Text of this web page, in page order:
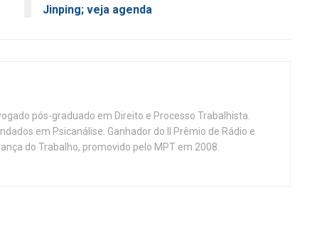
Jinping; veja agenda
pós-graduado em Direito e Processo Trabalhista.
em Psicanálise. Ganhador do II Prêmio de Rádio e
do Trabalho, promovido pelo MPT em 2008.